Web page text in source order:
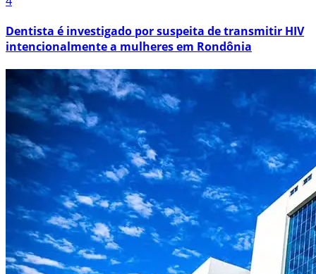
Dentista é investigado por suspeita de transmitir HIV
intencionalmente a mulheres em Rondônia